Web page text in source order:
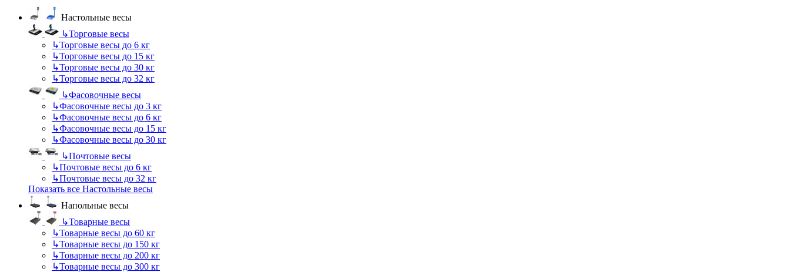
Настольные весы
↳Торговые весы
↳Торговые весы до 6 кг
↳Торговые весы до 15 кг
↳Торговые весы до 30 кг
↳Торговые весы до 32 кг
↳Фасовочные весы
↳Фасовочные весы до 3 кг
↳Фасовочные весы до 6 кг
↳Фасовочные весы до 15 кг
↳Фасовочные весы до 30 кг
↳Почтовые весы
↳Почтовые весы до 6 кг
↳Почтовые весы до 32 кг
Показать все Настольные весы
Напольные весы
↳Товарные весы
↳Товарные весы до 60 кг
↳Товарные весы до 150 кг
↳Товарные весы до 200 кг
↳Товарные весы до 300 кг